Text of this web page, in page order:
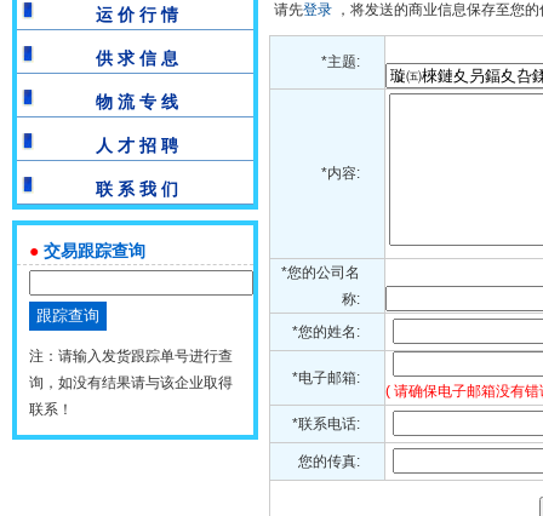
运 价 行 情
供 求 信 息
物 流 专 线
人 才 招 聘
联 系 我 们
● 交易跟踪查询
注：请输入发货跟踪单号进行查
询，如没有结果请与该企业取得
联系！
请先登录 ，将发送的商业信息保存至您
*主题:
*内容:
*您的公司名
称:
*您的姓名:
*电子邮箱:
( 请确保电子邮箱没有
*联系电话:
您的传真: